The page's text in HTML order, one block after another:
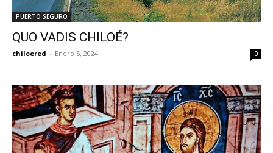
PUERTO SEGURO
QUO VADIS CHILOÉ?
chiloered - Enero 5, 2024 0